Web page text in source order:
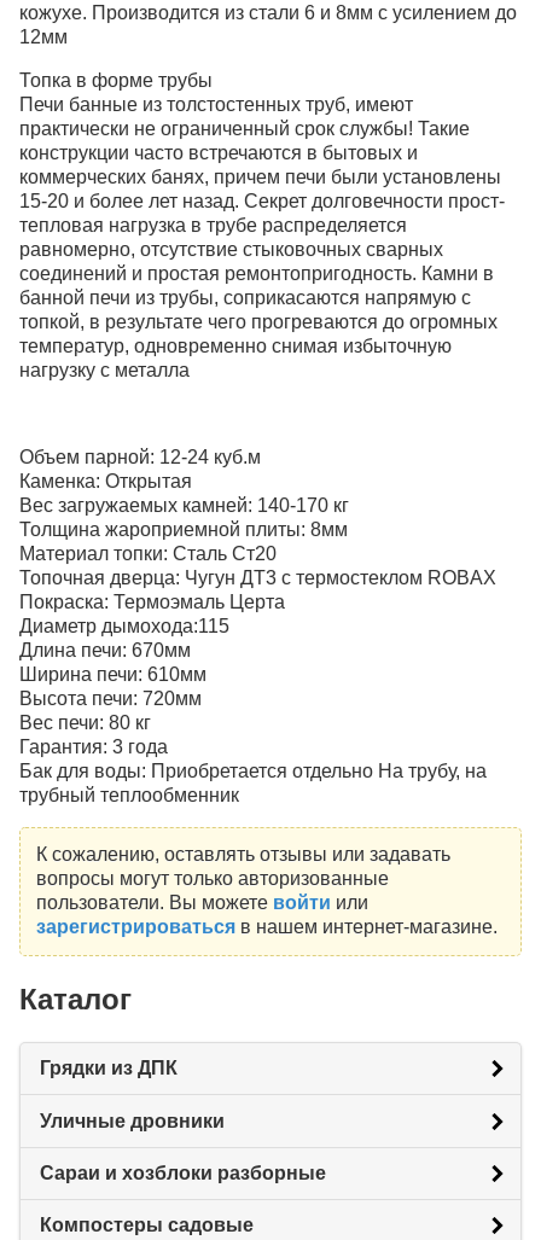
кожухе. Производится из стали 6 и 8мм с усилением до
12мм
Топка в форме трубы
Печи банные из толстостенных труб, имеют
практически не ограниченный срок службы! Такие
конструкции часто встречаются в бытовых и
коммерческих банях, причем печи были установлены
15-20 и более лет назад. Секрет долговечности прост-
тепловая нагрузка в трубе распределяется
равномерно, отсутствие стыковочных сварных
соединений и простая ремонтопригодность. Камни в
банной печи из трубы, соприкасаются напрямую с
топкой, в результате чего прогреваются до огромных
температур, одновременно снимая избыточную
нагрузку с металла
Объем парной: 12-24 куб.м
Каменка: Открытая
Вес загружаемых камней: 140-170 кг
Толщина жароприемной плиты: 8мм
Материал топки: Сталь Ст20
Топочная дверца: Чугун ДТ3 с термостеклом ROBAX
Покраска: Термоэмаль Церта
Диаметр дымохода:115
Длина печи: 670мм
Ширина печи: 610мм
Высота печи: 720мм
Вес печи: 80 кг
Гарантия: 3 года
Бак для воды: Приобретается отдельно На трубу, на
трубный теплообменник
К сожалению, оставлять отзывы или задавать
вопросы могут только авторизованные
пользователи. Вы можете войти или
зарегистрироватьсяв нашем интернет-магазине.
Каталог
Грядки из ДПК
Уличные дровники
Сараи и хозблоки разборные
Компостеры садовые